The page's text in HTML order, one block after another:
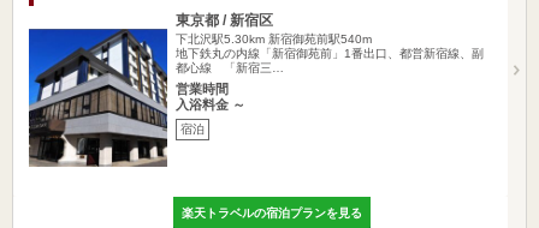
東京都 / 新宿区
下北沢駅5.30km 新宿御苑前駅540m
地下鉄丸の内線「新宿御苑前」1番出口、都営新宿線、副
都心線 「新宿三…
営業時間
入浴料金 ～
宿泊
楽天トラベルの宿泊プランを見る